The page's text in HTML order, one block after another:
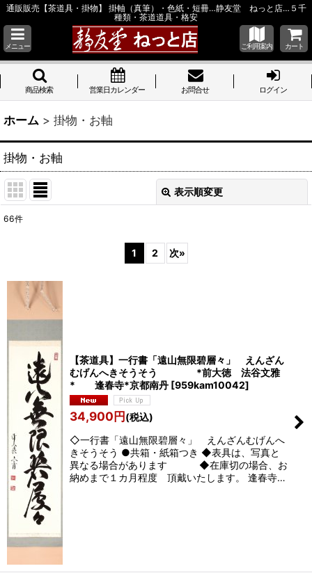
通販販売【茶道具・掛物】 掛軸（真筆）・色紙・短冊…静友堂 ねっと店…５千
種類・茶道道具・格安
メニュー ご利用案内 カート
商品検索 営業日カレンダー お問合せ ログイン
ホーム > 掛物・お軸
掛物・お軸
表示順変更
並び順
66件
1 2 次»
【茶道具】一行書「遠山無限碧層々」 えんざん
むげんへきそうそう *前大徳 法谷文雅
* 逢春寺*京都南丹 [959kam10042]
34,900円(税込)
◇一行書「遠山無限碧層々」 えんざんむげんへ
きそうそう ●共箱・紙箱つき ◆表具は、写真と
異なる場合があります ◆在庫切の場合、お
納めまで１カ月程度 頂戴いたします。 逢春寺…